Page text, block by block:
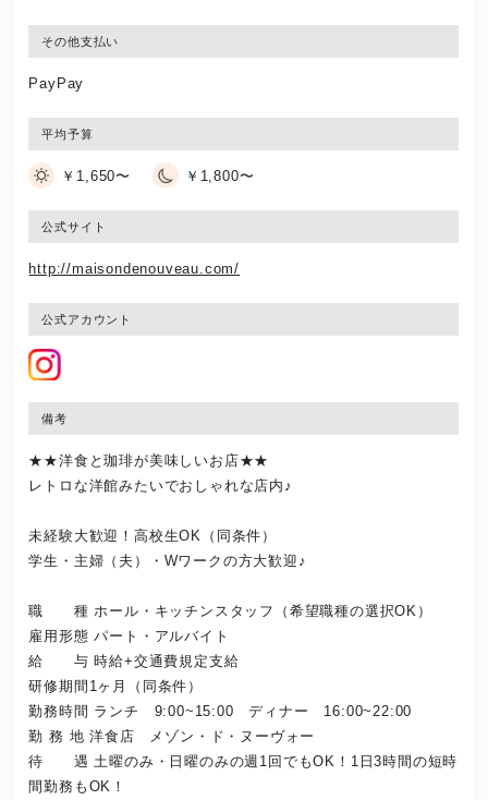
その他支払い
PayPay
平均予算
￥1,650〜 ￥1,800〜
公式サイト
http://maisondenouveau.com/
公式アカウント
備考
★★洋食と珈琲が美味しいお店★★
レトロな洋館みたいでおしゃれな店内♪
未経験大歓迎！高校生OK（同条件）
学生・主婦（夫）・Wワークの方大歓迎♪
職 種 ホール・キッチンスタッフ（希望職種の選択OK）
雇用形態 パート・アルバイト
給 与 時給+交通費規定支給
研修期間1ヶ月（同条件）
勤務時間 ランチ 9:00~15:00 ディナー 16:00~22:00
勤 務 地 洋食店 メゾン・ド・ヌーヴォー
待 遇 土曜のみ・日曜のみの週1回でもOK！1日3時間の短時
間勤務もOK！